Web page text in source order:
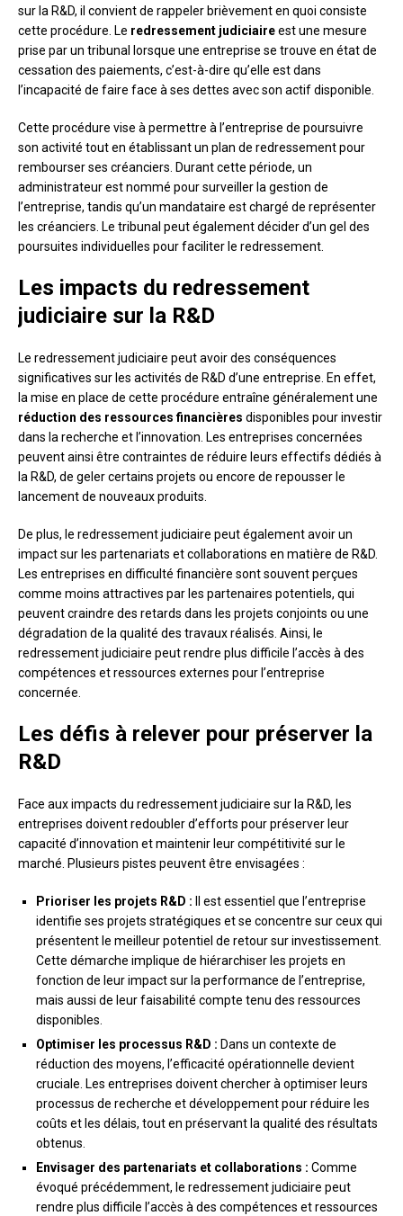
sur la R&D, il convient de rappeler brièvement en quoi consiste
cette procédure. Le redressement judiciaireest une mesure
prise par un tribunal lorsque une entreprise se trouve en état de
cessation des paiements, c’est-à-dire qu’elle est dans
l’incapacité de faire face à ses dettes avec son actif disponible.
Cette procédure vise à permettre à l’entreprise de poursuivre
son activité tout en établissant un plan de redressement pour
rembourser ses créanciers. Durant cette période, un
administrateur est nommé pour surveiller la gestion de
l’entreprise, tandis qu’un mandataire est chargé de représenter
les créanciers. Le tribunal peut également décider d’un gel des
poursuites individuelles pour faciliter le redressement.
Les impacts du redressement
judiciaire sur la R&D
Le redressement judiciaire peut avoir des conséquences
significatives sur les activités de R&D d’une entreprise. En effet,
la mise en place de cette procédure entraîne généralement une
réduction des ressources financières disponibles pour investir
dans la recherche et l’innovation. Les entreprises concernées
peuvent ainsi être contraintes de réduire leurs effectifs dédiés à
la R&D, de geler certains projets ou encore de repousser le
lancement de nouveaux produits.
De plus, le redressement judiciaire peut également avoir un
impact sur les partenariats et collaborations en matière de R&D.
Les entreprises en difficulté financière sont souvent perçues
comme moins attractives par les partenaires potentiels, qui
peuvent craindre des retards dans les projets conjoints ou une
dégradation de la qualité des travaux réalisés. Ainsi, le
redressement judiciaire peut rendre plus difficile l’accès à des
compétences et ressources externes pour l’entreprise
concernée.
Les défis à relever pour préserver la
R&D
Face aux impacts du redressement judiciaire sur la R&D, les
entreprises doivent redoubler d’efforts pour préserver leur
capacité d’innovation et maintenir leur compétitivité sur le
marché. Plusieurs pistes peuvent être envisagées :
Prioriser les projets R&D : Il est essentiel que l’entreprise
identifie ses projets stratégiques et se concentre sur ceux qui
présentent le meilleur potentiel de retour sur investissement.
Cette démarche implique de hiérarchiser les projets en
fonction de leur impact sur la performance de l’entreprise,
mais aussi de leur faisabilité compte tenu des ressources
disponibles.
Optimiser les processus R&D : Dans un contexte de
réduction des moyens, l’efficacité opérationnelle devient
cruciale. Les entreprises doivent chercher à optimiser leurs
processus de recherche et développement pour réduire les
coûts et les délais, tout en préservant la qualité des résultats
obtenus.
Envisager des partenariats et collaborations : Comme
évoqué précédemment, le redressement judiciaire peut
rendre plus difficile l’accès à des compétences et ressources